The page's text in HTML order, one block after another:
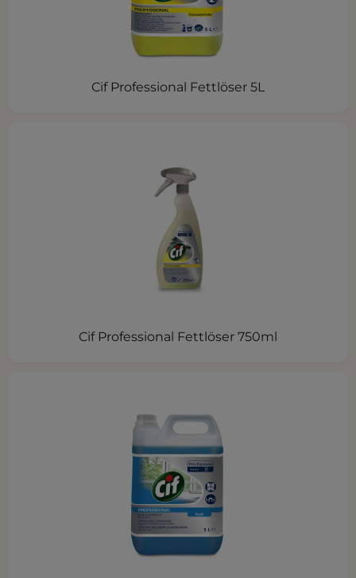
Cif Professional Fettlöser 5L
Cif Professional Fettlöser 750ml